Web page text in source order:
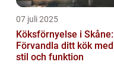
07 juli 2025
Köksförnyelse i Skåne:
Förvandla ditt kök med
stil och funktion